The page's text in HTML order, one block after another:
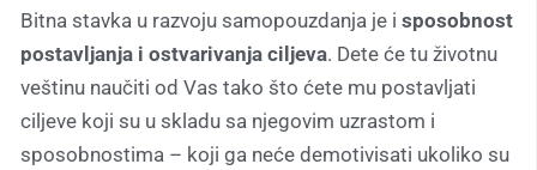
Bitna stavka u razvoju samopouzdanja je i sposobnost
postavljanja i ostvarivanja ciljeva. Dete će tu životnu
veštinu naučiti od Vas tako što ćete mu postavljati
ciljeve koji su u skladu sa njegovim uzrastom i
sposobnostima – koji ga neće demotivisati ukoliko su